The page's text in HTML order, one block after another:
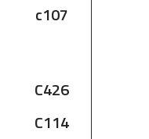
c107
C426
C114